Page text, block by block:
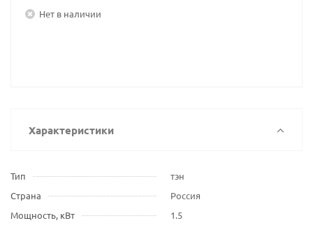
Нет в наличии
Характеристики
Тип
тэн
Страна
Россия
Мощность, кВт
1.5